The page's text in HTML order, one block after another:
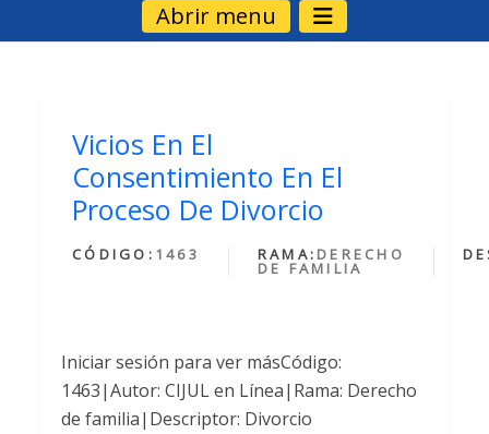
Abrir menu
Vicios En El
Consentimiento En El
Proceso De Divorcio
CÓDIGO: 1463 RAMA: DERECHO
DE FAMILIA
Iniciar sesión para ver másCódigo:
1463|Autor: CIJUL en Línea|Rama: Derecho
de familia|Descriptor: Divorcio